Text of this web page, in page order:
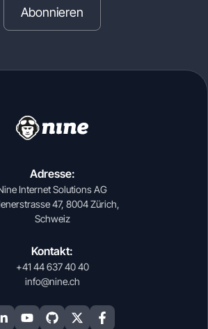
Abonnieren
Adresse:
Internet Solutions AG
47, 8004 Zürich,
Schweiz
Kontakt:
+41 44 637 40 40
info@nine.ch